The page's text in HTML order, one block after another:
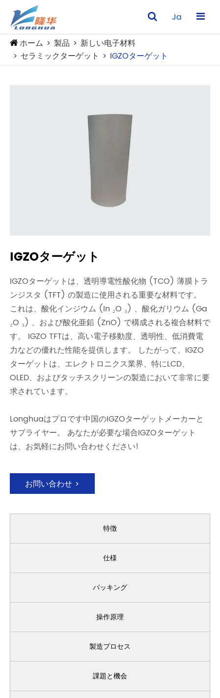
Ja
ホーム 製品
新しい电子材料
セラミックターゲット
IGZOターゲット
IGZOターゲット
IGZOターゲットは、透明導電性酸化物 (TCO) 薄膜トラ
ンジスタ (TFT) の製造に使用される重要な材料です。
これは、酸化インジウム (In ₂O ₃) 、酸化ガリウム (Ga
₂O ₃) 、および酸化亜鉛 (ZnO) で構成される複合材料で
す。 IGZO TFTは、高い電子移動度、透明性、低消費電
力などの優れた性能を提供します。 したがって、IGZO
ターゲットは、エレクトロニクス業界、特にLCD、
OLED、およびタッチスクリーンの製造において非常に要
求されています。
Longhuaはプロです中国のIGZOターゲットメーカーと
サプライヤー。 あなたが必要な場合IGZOターゲット
は、お気軽にお問い合わせください!
お問い合わせ >
特徴
仕様
パッキング
操作原理
製造プロセス
課題と機会